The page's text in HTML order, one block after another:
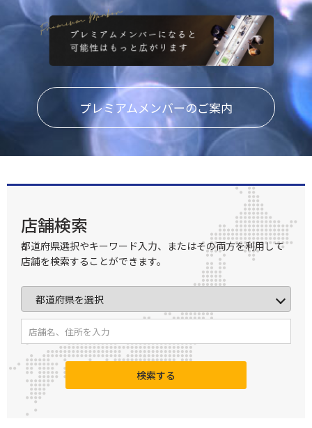
プレミアムメンバーのご案内
店舗検索
都道府県選択やキーワード入力、またはその両方を利用して
店舗を検索することができます。
検索する